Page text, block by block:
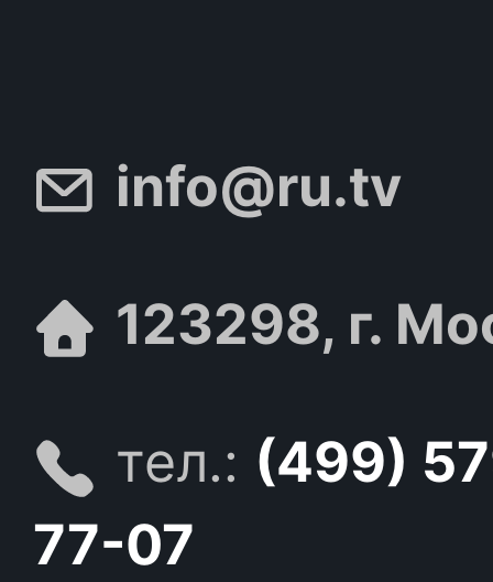
info@ru.tv
123298, г.
тел.: (499)
77-07